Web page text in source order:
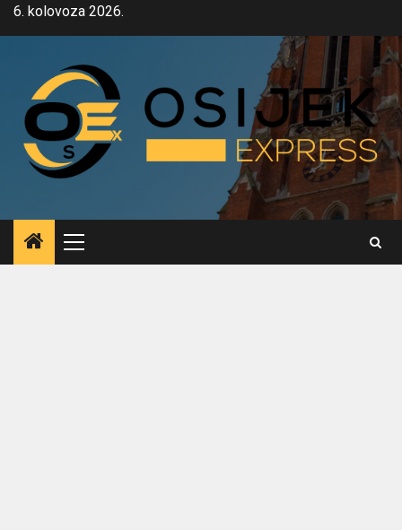
Skip6. kolovoza 2026.
Primary
Menu